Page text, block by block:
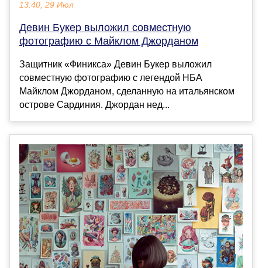
13:40, 29 Июл
Девин Букер выложил совместную
фотографию с Майклом Джорданом
Защитник «Финикса» Девин Букер выложил
совместную фотографию с легендой НБА
Майклом Джорданом, сделанную на итальянском
острове Сардиния. Джордан нед...